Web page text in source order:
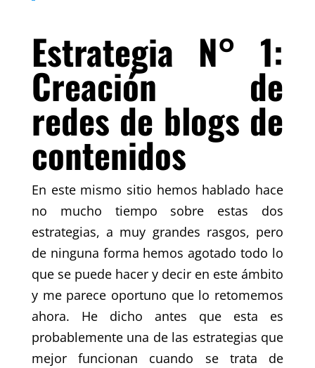
Estrategia N° 1:
Creación de
redes de blogs de
contenidos
En este mismo sitio hemos hablado hace
no mucho tiempo sobre estas dos
estrategias, a muy grandes rasgos, pero
de ninguna forma hemos agotado todo lo
que se puede hacer y decir en este ámbito
y me parece oportuno que lo retomemos
ahora. He dicho antes que esta es
probablemente una de las estrategias que
mejor funcionan cuando se trata de